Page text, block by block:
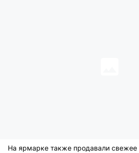
На ярмарке также продавали свежее